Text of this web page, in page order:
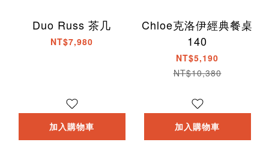
Duo Russ 茶几
NT$7,980
加入購物車
Chloe克洛伊經典餐桌
140
NT$5,190
NT$10,380
加入購物車